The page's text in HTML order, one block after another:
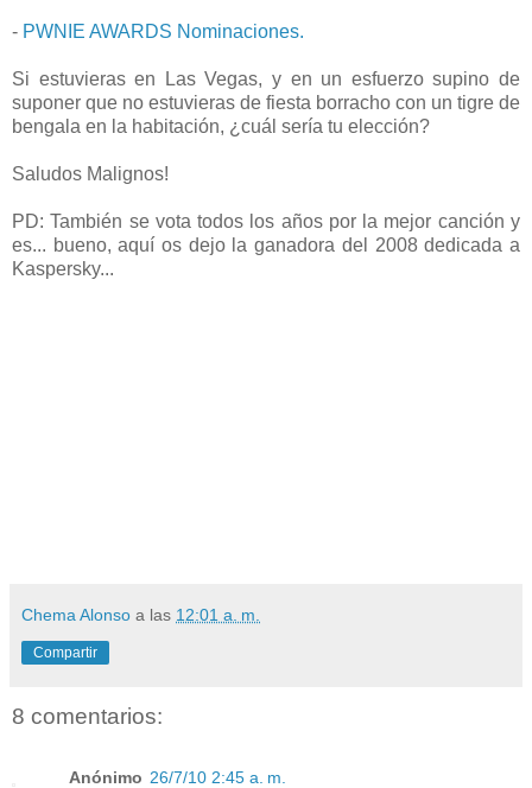
- PWNIE AWARDS Nominaciones.
Si estuvieras en Las Vegas, y en un esfuerzo supino de
suponer que no estuvieras de fiesta borracho con un tigre de
bengala en la habitación, ¿cuál sería tu elección?
Saludos Malignos!
PD: También se vota todos los años por la mejor canción y
es... bueno, aquí os dejo la ganadora del 2008 dedicada a
Kaspersky...
Chema Alonso a las 12:01 a. m.
Compartir
8 comentarios:
Anónimo 26/7/10 2:45 a. m.